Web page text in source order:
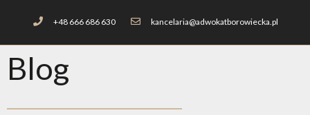
+48 666 686 630 kancelaria@adwokatborowiecka.pl
Blog